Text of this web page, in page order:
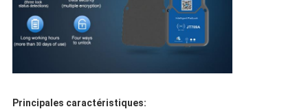
Principales caractéristiques: